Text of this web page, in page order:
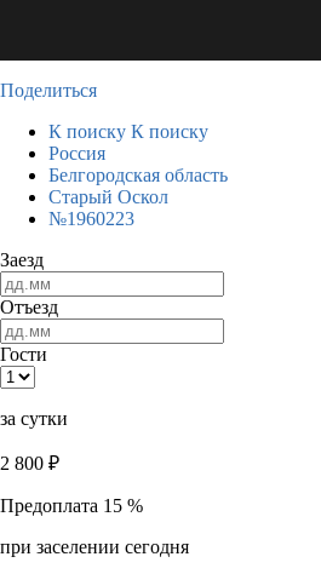
Поделиться
К поиску К поиску
Россия
Белгородская область
Старый Оскол
№1960223
Заезд
Отъезд
Гости
за сутки
2 800 ₽
Предоплата 15 %
при заселении сегодня